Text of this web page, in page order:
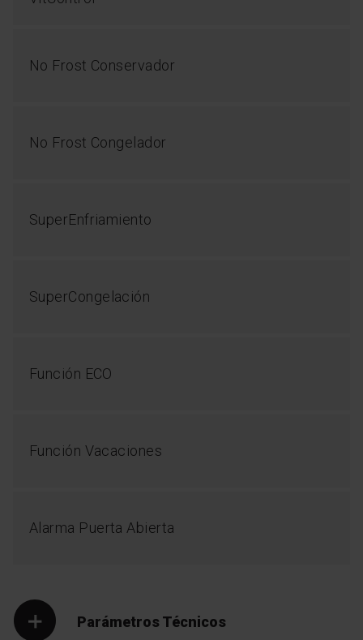
No Frost Conservador
No Frost Congelador
SuperEnfriamiento
SuperCongelación
Función ECO
Función Vacaciones
Alarma Puerta Abierta
Parámetros Técnicos